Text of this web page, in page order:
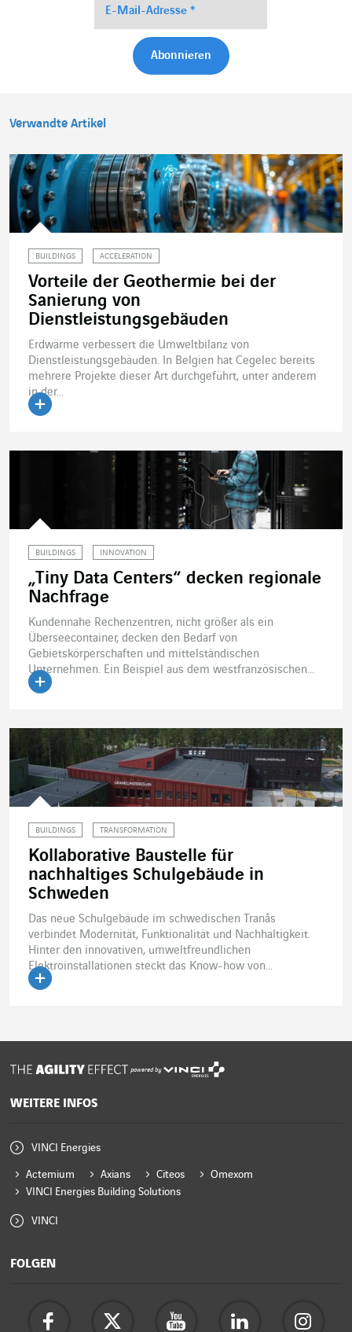
Verwandte Artikel
BUILDINGS ACCELERATION
Vorteile der Geothermie bei der
Sanierung von
Dienstleistungsgebäuden
Erdwärme verbessert die Umweltbilanz von
Dienstleistungsgebäuden. In Belgien hat Cegelec bereits
mehrere Projekte dieser Art durchgeführt, unter anderem
in der...
BUILDINGS INNOVATION
„Tiny Data Centers“ decken regionale
Nachfrage
Kundennahe Rechenzentren, nicht größer als ein
Überseecontainer, decken den Bedarf von
Gebietskörperschaften und mittelständischen
Unternehmen. Ein Beispiel aus dem westfranzösischen...
BUILDINGS TRANSFORMATION
Kollaborative Baustelle für
nachhaltiges Schulgebäude in
Schweden
Das neue Schulgebäude im schwedischen Tranås
verbindet Modernität, Funktionalität und Nachhaltigkeit.
Hinter den innovativen, umweltfreundlichen
Elektroinstallationen steckt das Know-how von...
powered by
WEITERE INFOS
VINCI Energies
Actemium Axians Citeos
Omexom
VINCI Energies Building Solutions
VINCI
FOLGEN